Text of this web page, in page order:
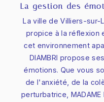
La gestion des
La ville de Villiers-sur-
propice à la réflexion
cet environnement
DIAMBRI propose
émotions. Que vous
de l'anxiété, de la
perturbatrice, MADAME